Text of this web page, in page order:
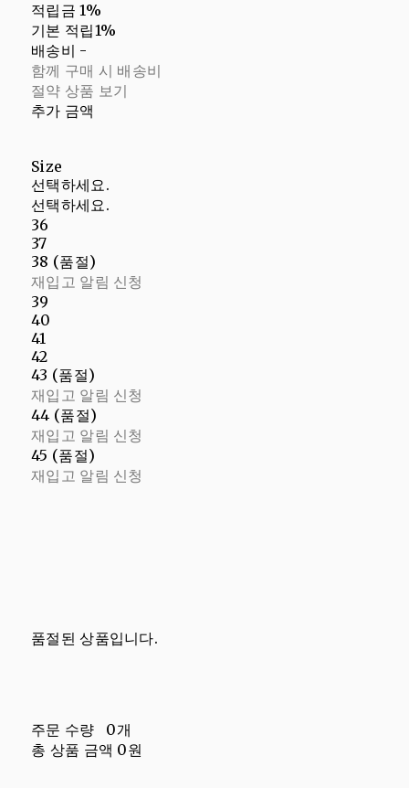
적립금 1%
기본 적립1%
배송비 -
함께 구매 시 배송비
절약 상품 보기
추가 금액
Size
선택하세요.
선택하세요.
36
37
38 (품절)
재입고 알림 신청
39
40
41
42
43 (품절)
재입고 알림 신청
44 (품절)
재입고 알림 신청
45 (품절)
재입고 알림 신청
품절된 상품입니다.
주문 수량
0개
총 상품 금액 0원